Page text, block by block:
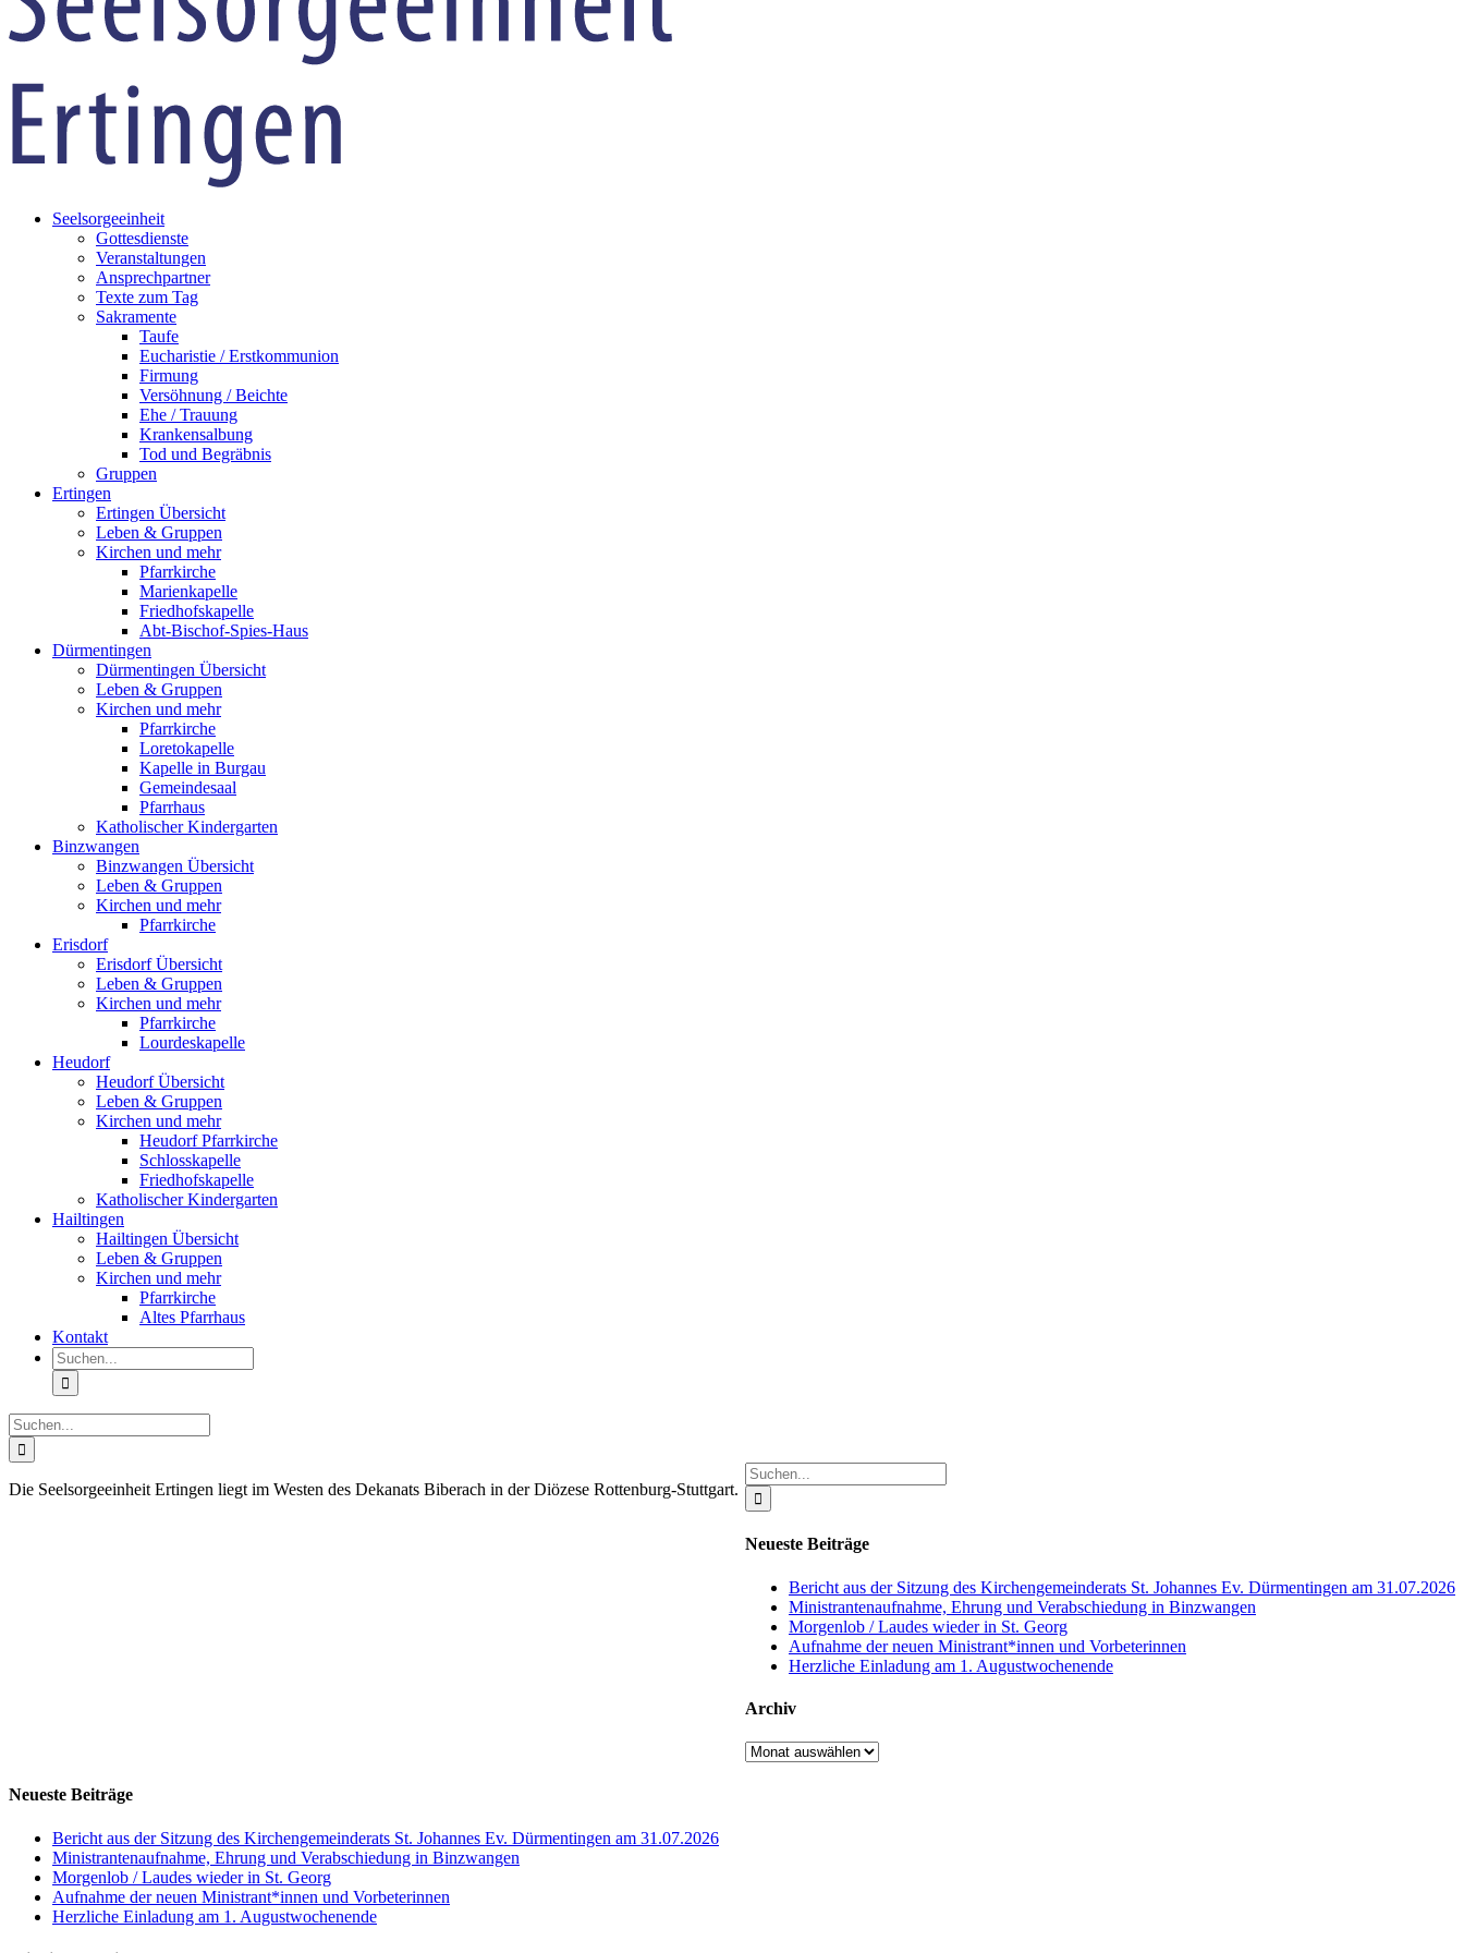
Seelsorgeeinheit
Gottesdienste
Veranstaltungen
Ansprechpartner
Texte zum Tag
Sakramente
Taufe
Eucharistie / Erstkommunion
Firmung
Versöhnung / Beichte
Ehe / Trauung
Krankensalbung
Tod und Begräbnis
Gruppen
Ertingen
Ertingen Übersicht
Leben & Gruppen
Kirchen und mehr
Pfarrkirche
Marienkapelle
Friedhofskapelle
Abt-Bischof-Spies-Haus
Dürmentingen
Dürmentingen Übersicht
Leben & Gruppen
Kirchen und mehr
Pfarrkirche
Loretokapelle
Kapelle in Burgau
Gemeindesaal
Pfarrhaus
Katholischer Kindergarten
Binzwangen
Binzwangen Übersicht
Leben & Gruppen
Kirchen und mehr
Pfarrkirche
Erisdorf
Erisdorf Übersicht
Leben & Gruppen
Kirchen und mehr
Pfarrkirche
Lourdeskapelle
Heudorf
Heudorf Übersicht
Leben & Gruppen
Kirchen und mehr
Heudorf Pfarrkirche
Schlosskapelle
Friedhofskapelle
Katholischer Kindergarten
Hailtingen
Hailtingen Übersicht
Leben & Gruppen
Kirchen und mehr
Pfarrkirche
Altes Pfarrhaus
Kontakt
Suche
nach:
Suche
nach:
Suche
nach:
Neueste Beiträge
Bericht aus der Sitzung des Kirchengemeinderats St. Johannes Ev. Dürmentingen am 31.07.2026
Ministrantenaufnahme, Ehrung und Verabschiedung in Binzwangen
Morgenlob / Laudes wieder in St. Georg
Aufnahme der neuen Ministrant*innen und Vorbeterinnen
Herzliche Einladung am 1. Augustwochenende
Archiv
Archiv
Die Seelsorgeeinheit Ertingen liegt im Westen des Dekanats Biberach in der Diözese Rottenburg-Stuttgart.
Neueste Beiträge
Bericht aus der Sitzung des Kirchengemeinderats St. Johannes Ev. Dürmentingen am 31.07.2026
Ministrantenaufnahme, Ehrung und Verabschiedung in Binzwangen
Morgenlob / Laudes wieder in St. Georg
Aufnahme der neuen Ministrant*innen und Vorbeterinnen
Herzliche Einladung am 1. Augustwochenende